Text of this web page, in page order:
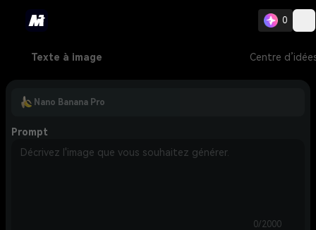
0
Texte à image Centre
Nano Banana Pro
Prompt
0/2000